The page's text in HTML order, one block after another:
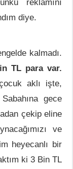
reklamını
diye.
kalmadı.
TL para var.
aklı işte,
gece
çekip eline
ve
heyecanlı bir
ki 3 Bin TL